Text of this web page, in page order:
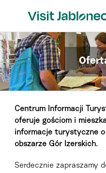
Centrum Informacji
oferuje gościom i
informacje turystyczne o
obszarze Gór Izerskich.
Serdecznie zapraszamy